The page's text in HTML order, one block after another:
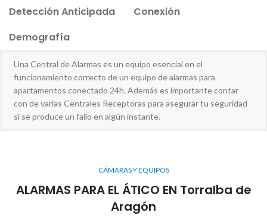
Detección Anticipada
Conexión
Demografía
Una Central de Alarmas es un equipo esencial en el
funcionamiento correcto de un equipo de alarmas para
apartamentos conectado 24h. Además es importante contar
con de varias Centrales Receptoras para asegurar tu seguridad
si se produce un fallo en algún instante.
CÁMARAS Y EQUIPOS
ALARMAS PARA EL ÁTICO EN Torralba de
Aragón